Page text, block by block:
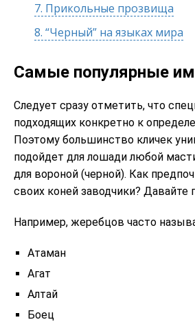
7. Прикольные прозвища
8. “Черный” на языках мира
Самые популярные
Следует сразу отметить, что
подходящих конкретно к
Поэтому большинство кличек
подойдет для лошади любой
для вороной (черной). Как
своих коней заводчики? Давайте
Например, жеребцов часто
Атаман
Агат
Алтай
Боец